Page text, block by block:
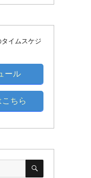
ベ
ン
ベ
ン
タイムスケジ
ール
ちら
検